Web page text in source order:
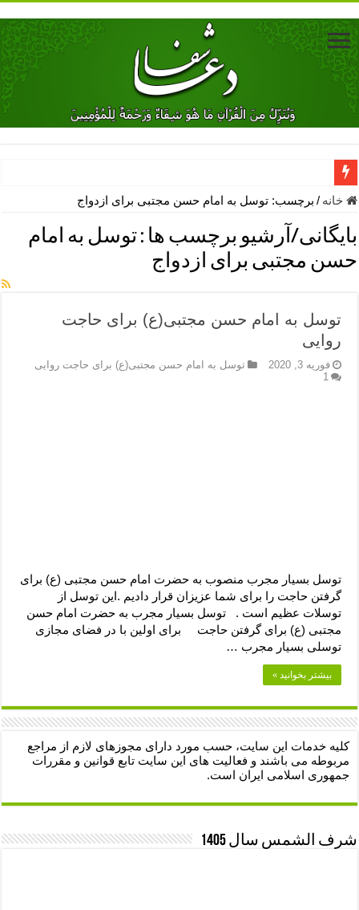
دعای جلب محبت فوری معشوق – دعای جلب محبت شوهر
دعای مشکل گشا برای رفع فقر – ذکرهای روزی‌ بخش
معجزات دعای یا من اظهر الجمیل – دعای یا من اظهر الجمیل برای
مهم ترین اذکار الهی و فضیلت آن ها – ذکر مخصوص مستجاب الدعوه
نماز حاجت برای کار گشایی- دعای رفع مشکلات و طلب حاجت
دعای رفع فقر و طلب رزق و روزی – آیه‌ جلب ثروت و برکت مال
خانه / برچسب:توسل به امام حسن مجتبی برای ازدواج
بایگانی/آرشیو برچسب ها :توسل به امام
حسن مجتبی برای ازدواج
توسل به امام حسن مجتبی(ع) برای حاجت
روایی
فوریه 3, 2020
توسل به امام حسن مجتبی(ع) برای حاجت روایی
1
توسل بسیار مجرب منصوب به حضرت امام حسن مجتبی (ع) برای
گرفتن حاجت را برای شما عزیزان قرار دادیم .این توسل از
توسلات عظیم است . توسل بسیار مجرب به حضرت امام حسن
مجتبی (ع) برای گرفتن حاجت برای اولین با در فضای مجازی
توسلی بسیار مجرب …
بیشتر بخوانید »
کلیه خدمات این سایت، حسب مورد دارای مجوزهای لازم از مراجع
مربوطه می باشند و فعالیت های این سایت تابع قوانین و مقررات
جمهوری اسلامی ایران است.
شرف الشمس سال 1405